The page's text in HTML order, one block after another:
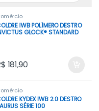
IWB POLÍMERO DESTRO
GLOCK® STANDARD
181,90
KYDEX IWB 2.0 DESTRO
SÉRIE 100